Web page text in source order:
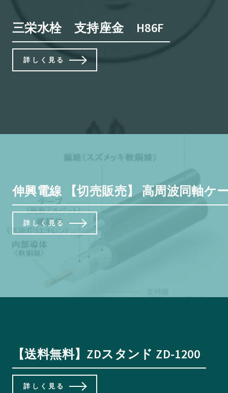
三栄水栓 支持座金 H86F
詳しく見る
伸興電線 【切売販売】 高周波同軸ケ
詳しく見る
【送料無料】ZDスタンド ZD-1200
詳しく見る